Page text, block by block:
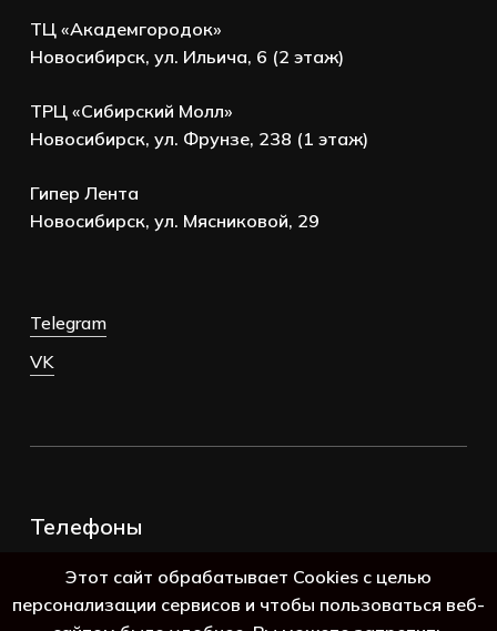
ТЦ «Академгородок»
Новосибирск, ул. Ильича, 6 (2 этаж)
ТРЦ «Сибирский Молл»
Новосибирск, ул. Фрунзе, 238 (1 этаж)
Гипер Лента
Новосибирск, ул. Мясниковой, 29
Telegram
VK
Телефоны
8 (800) 250-69-39
Этот сайт обрабатывает Cookies с целью
персонализации сервисов и чтобы пользоваться веб-